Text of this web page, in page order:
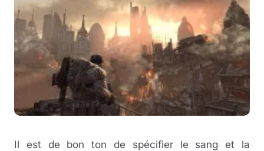
Il est de bon ton de spécifier le sang et la